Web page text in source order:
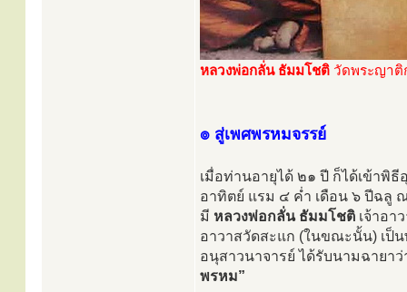
หลวงพ่อกลั่น ธัมมโชติ วัดพระญาติ
๏ สู่เพศพรหมจรรย์
เมื่อท่านอายุได้ ๒๑ ปี ก็ได้เข้าพิ
อาทิตย์ แรม ๔ ค่ำ เดือน ๖ ปีฉลู
มี หลวงพ่อกลั่น ธัมมโชติ เจ้าอ
อาวาสวัดสะแก (ในขณะนั้น) เป็
อนุสาวนาจารย์ ได้รับนามฉายา
พรหม”